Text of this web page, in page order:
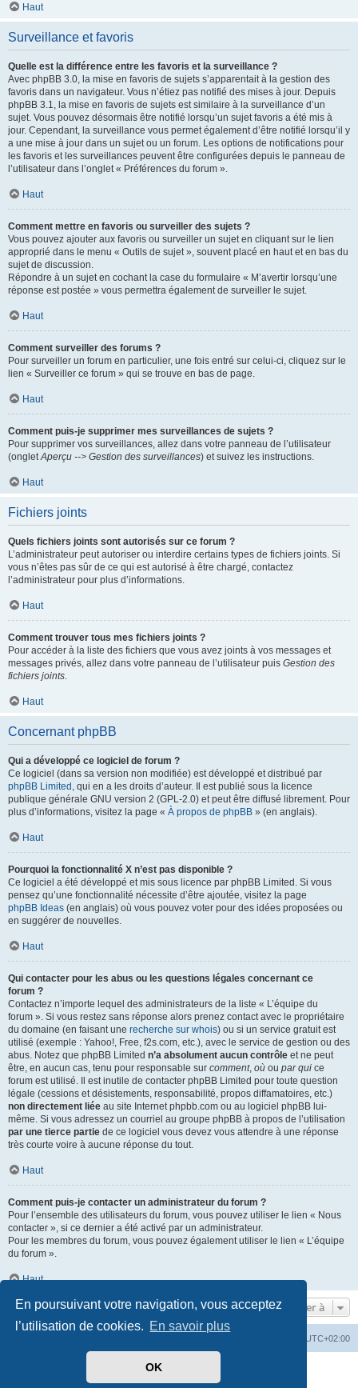
En poursuivant votre navigation, vous acceptez
l’utilisation de cookies. En savoir plus
OK
Haut
Surveillance et favoris
Quelle est la différence entre les favoris et la surveillance ?
Avec phpBB 3.0, la mise en favoris de sujets s’apparentait à la gestion des
favoris dans un navigateur. Vous n’étiez pas notifié des mises à jour. Depuis
phpBB 3.1, la mise en favoris de sujets est similaire à la surveillance d’un
sujet. Vous pouvez désormais être notifié lorsqu’un sujet favoris a été mis à
jour. Cependant, la surveillance vous permet également d’être notifié lorsqu’il y
a une mise à jour dans un sujet ou un forum. Les options de notifications pour
les favoris et les surveillances peuvent être configurées depuis le panneau de
l’utilisateur dans l’onglet « Préférences du forum ».
Haut
Comment mettre en favoris ou surveiller des sujets ?
Vous pouvez ajouter aux favoris ou surveiller un sujet en cliquant sur le lien
approprié dans le menu « Outils de sujet », souvent placé en haut et en bas du
sujet de discussion.
Répondre à un sujet en cochant la case du formulaire « M’avertir lorsqu’une
réponse est postée » vous permettra également de surveiller le sujet.
Haut
Comment surveiller des forums ?
Pour surveiller un forum en particulier, une fois entré sur celui-ci, cliquez sur le
lien « Surveiller ce forum » qui se trouve en bas de page.
Haut
Comment puis-je supprimer mes surveillances de sujets ?
Pour supprimer vos surveillances, allez dans votre panneau de l’utilisateur
(ongletAperçu --> Gestion des surveillances) et suivez les instructions.
Haut
Fichiers joints
Quels fichiers joints sont autorisés sur ce forum ?
L’administrateur peut autoriser ou interdire certains types de fichiers joints. Si
vous n’êtes pas sûr de ce qui est autorisé à être chargé, contactez
l’administrateur pour plus d’informations.
Haut
Comment trouver tous mes fichiers joints ?
Pour accéder à la liste des fichiers que vous avez joints à vos messages et
messages privés, allez dans votre panneau de l’utilisateur puis Gestion des
fichiers joints.
Haut
Concernant phpBB
Qui a développé ce logiciel de forum ?
Ce logiciel (dans sa version non modifiée) est développé et distribué par
phpBB Limited , qui en a les droits d’auteur. Il est publié sous la licence
publique générale GNU version 2 (GPL-2.0) et peut être diffusé librement. Pour
plus d’informations, visitez la page « À propos de phpBB » (en anglais).
Haut
Pourquoi la fonctionnalité X n’est pas disponible ?
Ce logiciel a été développé et mis sous licence par phpBB Limited. Si vous
pensez qu’une fonctionnalité nécessite d’être ajoutée, visitez la page
phpBB Ideas (en anglais) où vous pouvez voter pour des idées proposées ou
en suggérer de nouvelles.
Haut
Qui contacter pour les abus ou les questions légales concernant ce
forum ?
Contactez n’importe lequel des administrateurs de la liste « L’équipe du
forum ». Si vous restez sans réponse alors prenez contact avec le propriétaire
du domaine (en faisant une recherche sur whois) ou si un service gratuit est
utilisé (exemple : Yahoo!, Free, f2s.com, etc.), avec le service de gestion ou des
abus. Notez que phpBB Limited n’a absolument aucun contrôle et ne peut
être, en aucun cas, tenu pour responsable sur comment, où ou par qui ce
forum est utilisé. Il est inutile de contacter phpBB Limited pour toute question
légale (cessions et désistements, responsabilité, propos diffamatoires, etc.)
non directement liée au site Internet phpbb.com ou au logiciel phpBB lui-
même. Si vous adressez un courriel au groupe phpBB à propos de l’utilisation
par une tierce partie de ce logiciel vous devez vous attendre à une réponse
très courte voire à aucune réponse du tout.
Haut
Comment puis-je contacter un administrateur du forum ?
Pour l’ensemble des utilisateurs du forum, vous pouvez utiliser le lien « Nous
contacter », si ce dernier a été activé par un administrateur.
Pour les membres du forum, vous pouvez également utiliser le lien « L’équipe
du forum ».
Haut
Aller à
UTC+02:00
phpBB ® Forum Software © phpBB Limited
phpBB-fr.com